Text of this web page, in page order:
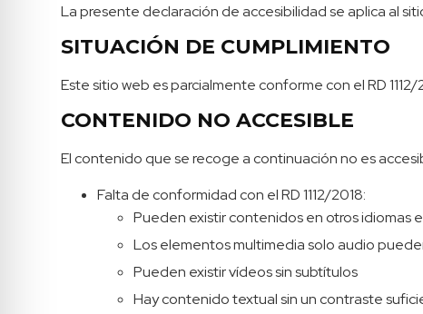
La presente declaración de accesibilidad se aplica al
SITUACIÓN DE CUMPLIMIENTO
Este sitio web es parcialmente conforme con el RD
CONTENIDO NO ACCESIBLE
El contenido que se recoge a continuación no es
Falta de conformidad con el RD 1112/2018:
Pueden existir contenidos en otros
Los elementos multimedia solo audio
Pueden existir vídeos sin subtítulos
Hay contenido textual sin un contraste